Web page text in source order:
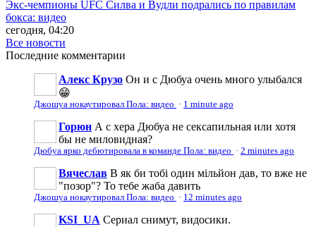
Экс-чемпионы UFC Силва и Вудли подрались по правилам
бокса: видео
сегодня, 04:20
Все новости
Последние комментарии
Алекс Крузо Он и с Дюбуа очень много улыбался
😁
Джошуа нокаутировал Пола: видео · 1 minute ago
Горюн А с хера Дюбуа не сексапильная или хотя
бы не миловидная?
Дюбуа ярко дебютировала в команде Пола: видео · 2 minutes ago
Вячеслав В як би тобі один мільйон дав, то вже не
"позор"? То тебе жаба давить
Джошуа нокаутировал Пола: видео · 12 minutes ago
KSI_UA Сериал снимут, видосики.